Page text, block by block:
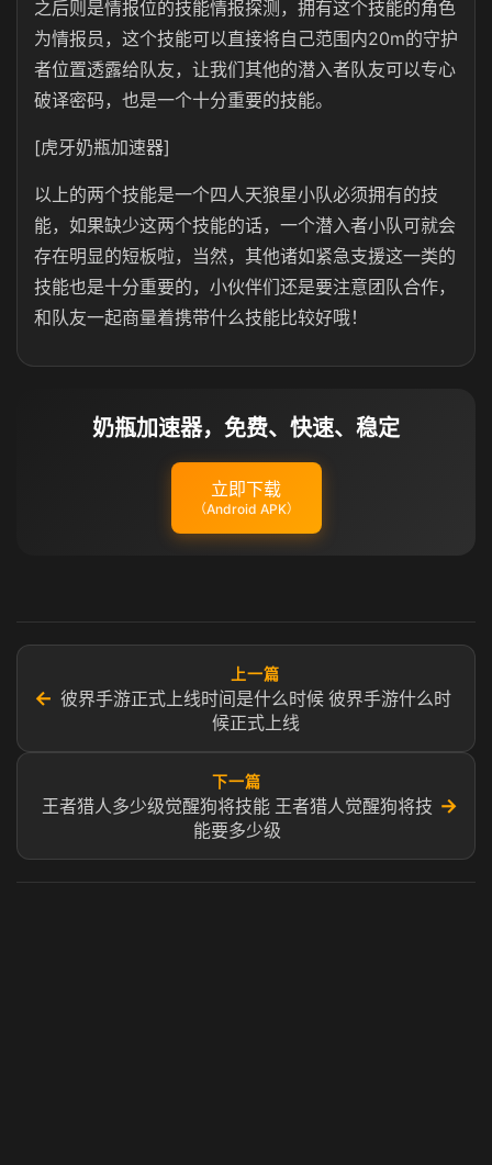
之后则是情报位的技能情报探测，拥有这个技能的角色
为情报员，这个技能可以直接将自己范围内20m的守护
者位置透露给队友，让我们其他的潜入者队友可以专心
破译密码，也是一个十分重要的技能。
[虎牙奶瓶加速器]
以上的两个技能是一个四人天狼星小队必须拥有的技
能，如果缺少这两个技能的话，一个潜入者小队可就会
存在明显的短板啦，当然，其他诸如紧急支援这一类的
技能也是十分重要的，小伙伴们还是要注意团队合作，
和队友一起商量着携带什么技能比较好哦！
奶瓶加速器，免费、快速、稳定
立即下载
（Android APK）
←
上一篇
彼界手游正式上线时间是什么时候 彼界手游什么时
候正式上线
下一篇
王者猎人多少级觉醒狗将技能 王者猎人觉醒狗将技
能要多少级
→